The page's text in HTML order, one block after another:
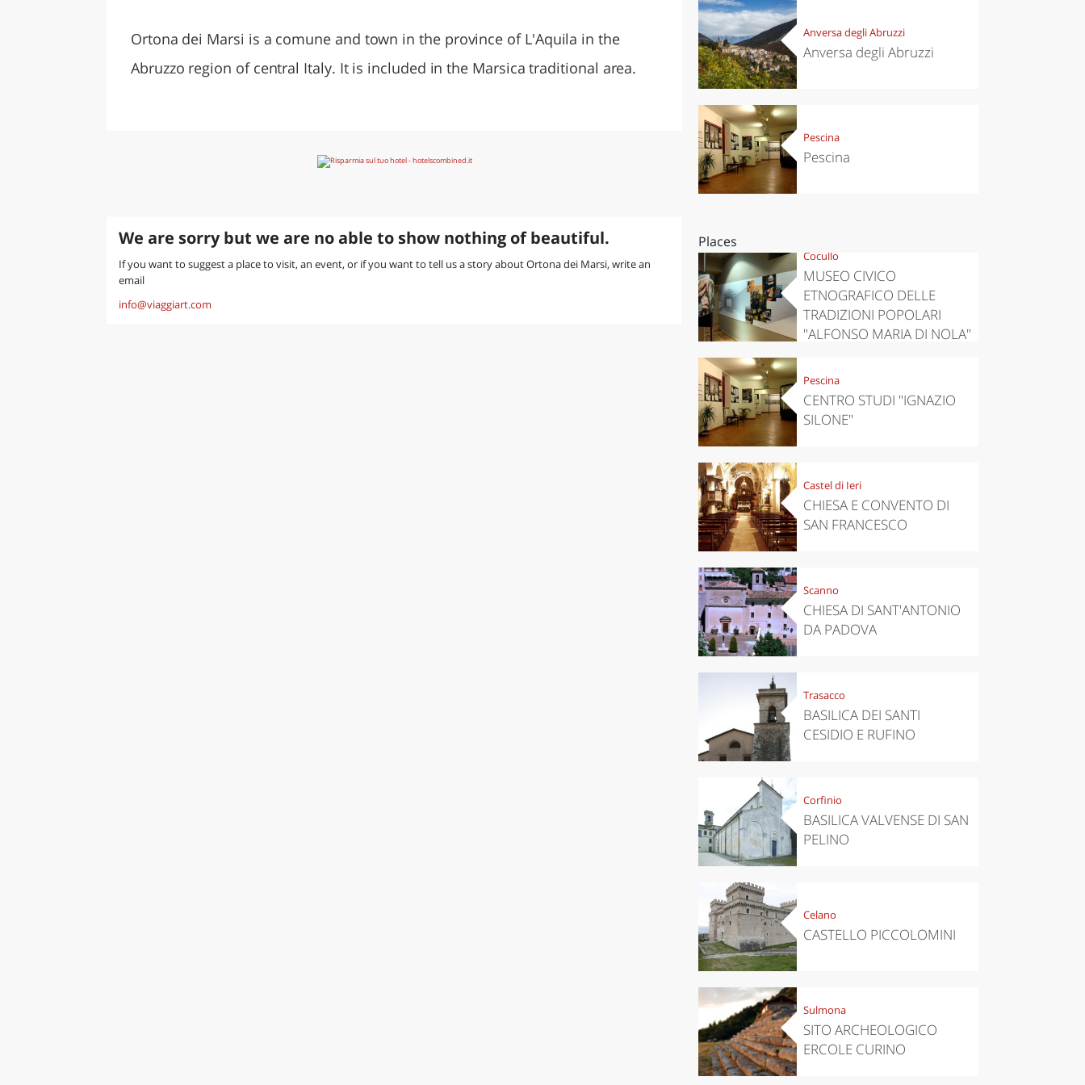
Ortona dei Marsi is a comune and town in the province of L'Aquila in the
Abruzzo region of central Italy. It is included in the Marsica traditional area.
We are sorry but we are no able to show nothing of beautiful.
If you want to suggest a place to visit, an event, or if you want to tell us a story about Ortona dei Marsi, write an
email
info@viaggiart.com
Anversa degli Abruzzi
Anversa degli Abruzzi
Pescina
Pescina
Places
Cocullo
MUSEO CIVICO
ETNOGRAFICO DELLE
TRADIZIONI POPOLARI
"ALFONSO MARIA DI NOLA"
Pescina
CENTRO STUDI "IGNAZIO
SILONE"
Castel di Ieri
CHIESA E CONVENTO DI
SAN FRANCESCO
Scanno
CHIESA DI SANT'ANTONIO
DA PADOVA
Trasacco
BASILICA DEI SANTI
CESIDIO E RUFINO
Corfinio
BASILICA VALVENSE DI SAN
PELINO
Celano
CASTELLO PICCOLOMINI
Sulmona
SITO ARCHEOLOGICO
ERCOLE CURINO